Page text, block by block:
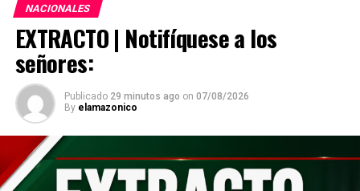
NACIONALES
EXTRACTO | Notifíquese a los
señores:
Publicado 29 minutos ago on 07/08/2026
By elamazonico